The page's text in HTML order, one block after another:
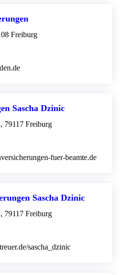
Freiburg
Sascha Dzinic
79117 Freiburg
fuer-beamte.de
Sascha Dzinic
79117 Freiburg
sascha_dzinic